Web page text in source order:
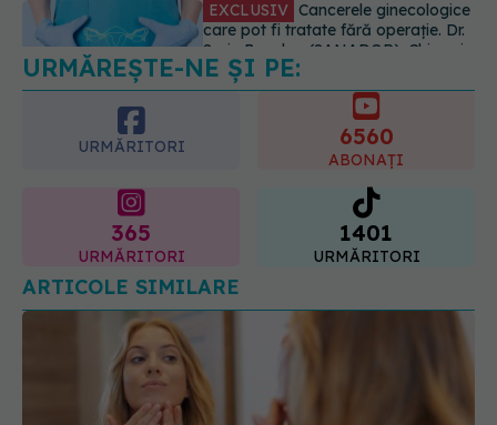
EXCLUSIV Brahiterapie vs
radioterapie externă în cancerul
ginecologic. Dr. Sorin Bogdan
(SANADOR) explică diferența și
cum acționează tratamentul
URMĂREȘTE-NE ȘI PE:
URMĂRITORI 6560
ABONAȚI
365
URMĂRITORI
1401
URMĂRITORI
ARTICOLE SIMILARE